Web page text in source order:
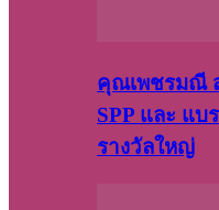
คุณเพชรมณี
SPP และ แบ
รางวัลใหญ่